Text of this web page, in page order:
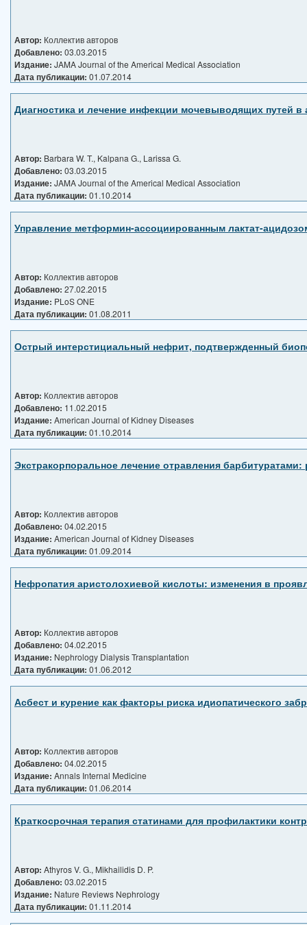
Автор: Коллектив авторов
Добавлено: 03.03.2015
Издание: JAMA Journal of the Americal Medical Association
Дата публикации: 01.07.2014
Диагностика и лечение инфекции мочевыводящих путей
Автор: Barbara W. T., Kalpana G., Larissa G.
Добавлено: 03.03.2015
Издание: JAMA Journal of the Americal Medical Association
Дата публикации: 01.10.2014
Управление метформин-ассоциированным лактат-
Автор: Коллектив авторов
Добавлено: 27.02.2015
Издание: PLoS ONE
Дата публикации: 01.08.2011
Острый интерстициальный нефрит, подтвержденный
Автор: Коллектив авторов
Добавлено: 11.02.2015
Издание: American Journal of Kidney Diseases
Дата публикации: 01.10.2014
Экстракорпоральное лечение отравления
Автор: Коллектив авторов
Добавлено: 04.02.2015
Издание: American Journal of Kidney Diseases
Дата публикации: 01.09.2014
Нефропатия аристолохиевой кислоты: изменения в
Автор: Коллектив авторов
Добавлено: 04.02.2015
Издание: Nephrology Dialysis Transplantation
Дата публикации: 01.06.2012
Асбест и курение как факторы риска идиопатического
Автор: Коллектив авторов
Добавлено: 04.02.2015
Издание: Annals Internal Medicine
Дата публикации: 01.06.2014
Краткосрочная терапия статинами для профилактики
Автор: Athyros V. G., Mikhailidis D. P.
Добавлено: 03.02.2015
Издание: Nature Reviews Nephrology
Дата публикации: 01.11.2014